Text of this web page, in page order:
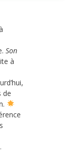
Son
à
de